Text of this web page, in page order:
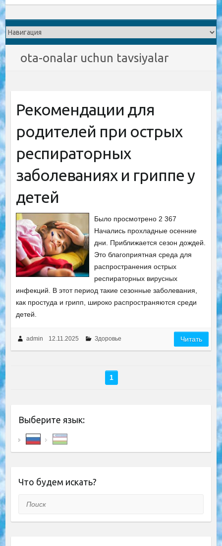
ota-onalar uchun tavsiyalar
Рекомендации для
родителей при острых
респираторных
заболеваниях и гриппе у
детей
Было просмотрено 2 367
Начались прохладные осенние
дни. Приближается сезон дождей.
Это благоприятная среда для
распространения острых
респираторных вирусных
инфекций. В этот период такие сезонные заболевания,
как простуда и грипп, широко распространяются среди
детей.
admin 12.11.2025 Здоровье Читать
1
Выберите язык:
Что будем искать?
Поиск